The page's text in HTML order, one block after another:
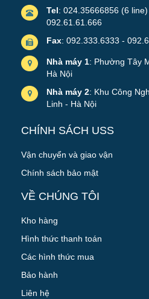
Tel: 024.35666856 (6
092.61.61.666
Fax: 092.333.6333 -
Nhà máy 1: Phường Tây
Hà Nội
Nhà máy 2: Khu Công
Linh - Hà Nội
CHÍNH SÁCH USS
Vận chuyển và giao vận
Chính sách bảo mật
VỀ CHÚNG TÔI
Kho hàng
Hình thức thanh toán
Các hình thức mua
Bảo hành
Liên hệ